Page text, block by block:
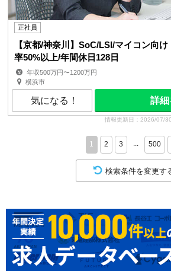
正社員
【京都/神奈川】SoC/LSI/マイコン向
率50%以上/年間休日128日
年収500万円〜1200万円
横浜市
気になる！ 詳細
情報更新日：2026/07/30
1 2 3 ... 500
検索条件を変更す